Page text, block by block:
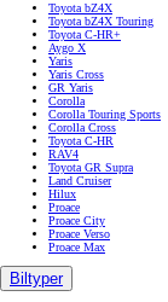
Toyota bZ4X
Toyota bZ4X Touring
Toyota C-HR+
Aygo X
Yaris
Yaris Cross
GR Yaris
Corolla
Corolla Touring Sports
Corolla Cross
Toyota C-HR
RAV4
Toyota GR Supra
Land Cruiser
Hilux
Proace
Proace City
Proace Verso
Proace Max
Biltyper